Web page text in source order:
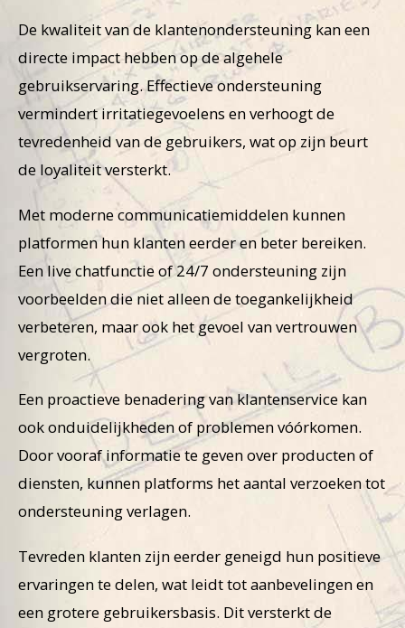
De kwaliteit van de klantenondersteuning kan een
directe impact hebben op de algehele
gebruikservaring. Effectieve ondersteuning
vermindert irritatiegevoelens en verhoogt de
tevredenheid van de gebruikers, wat op zijn beurt
de loyaliteit versterkt.
Met moderne communicatiemiddelen kunnen
platformen hun klanten eerder en beter bereiken.
Een live chatfunctie of 24/7 ondersteuning zijn
voorbeelden die niet alleen de toegankelijkheid
verbeteren, maar ook het gevoel van vertrouwen
vergroten.
Een proactieve benadering van klantenservice kan
ook onduidelijkheden of problemen vóórkomen.
Door vooraf informatie te geven over producten of
diensten, kunnen platforms het aantal verzoeken tot
ondersteuning verlagen.
Tevreden klanten zijn eerder geneigd hun positieve
ervaringen te delen, wat leidt tot aanbevelingen en
een grotere gebruikersbasis. Dit versterkt de